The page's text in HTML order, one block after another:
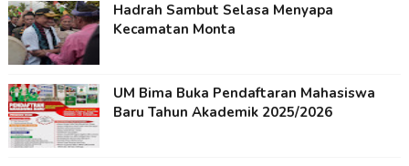
Hadrah Sambut Selasa Menyapa
Kecamatan Monta
UM Bima Buka Pendaftaran Mahasiswa
Baru Tahun Akademik 2025/2026